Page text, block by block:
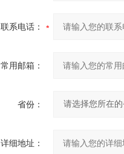
联系电话：
常用邮箱：
省份：
详细地址：